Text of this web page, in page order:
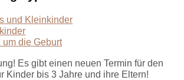
und Kleinkinder
um die Geburt
Es gibt einen neuen Termin für den
Kinder bis 3 Jahre und ihre Eltern!